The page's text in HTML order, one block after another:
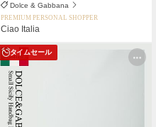
Dolce & Gabbana
PREMIUM PERSONAL SHOPPER
Ciao Italia
タイムセール